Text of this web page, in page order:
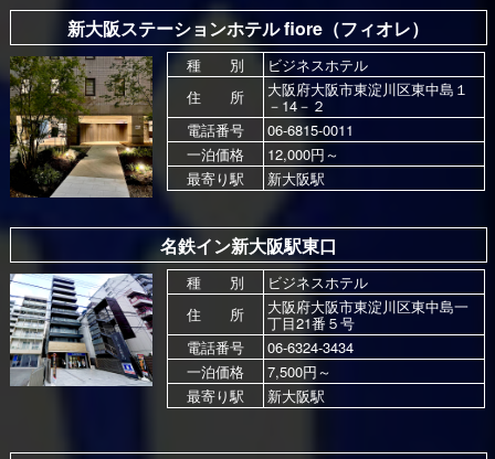
新大阪ステーションホテル fiore（フィオレ）
種 別
ビジネスホテル
住 所
大阪府大阪市東淀川区東中島１
－14－２
電話番号
06-6815-0011
一泊価格
12,000円～
最寄り駅
新大阪駅
名鉄イン新大阪駅東口
種 別
ビジネスホテル
住 所
大阪府大阪市東淀川区東中島一
丁目21番５号
電話番号
06-6324-3434
一泊価格
7,500円～
最寄り駅
新大阪駅